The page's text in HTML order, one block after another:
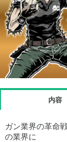
内容
ガン業界の革命
の業界に